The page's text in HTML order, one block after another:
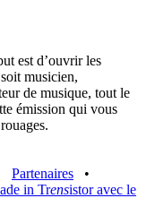
est d’ouvrir les
musicien,
de musique, tout le
émission qui vous
Partenaires
•
in Trensistor avec le